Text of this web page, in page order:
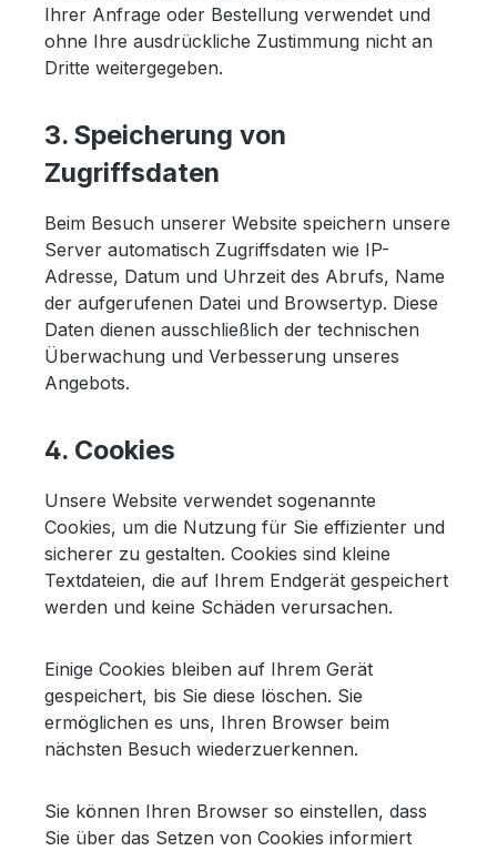
Ihrer Anfrage oder Bestellung verwendet und
ohne Ihre ausdrückliche Zustimmung nicht an
Dritte weitergegeben.
3. Speicherung von
Zugriffsdaten
Beim Besuch unserer Website speichern unsere
Server automatisch Zugriffsdaten wie IP-
Adresse, Datum und Uhrzeit des Abrufs, Name
der aufgerufenen Datei und Browsertyp. Diese
Daten dienen ausschließlich der technischen
Überwachung und Verbesserung unseres
Angebots.
4. Cookies
Unsere Website verwendet sogenannte
Cookies, um die Nutzung für Sie effizienter und
sicherer zu gestalten. Cookies sind kleine
Textdateien, die auf Ihrem Endgerät gespeichert
werden und keine Schäden verursachen.
Einige Cookies bleiben auf Ihrem Gerät
gespeichert, bis Sie diese löschen. Sie
ermöglichen es uns, Ihren Browser beim
nächsten Besuch wiederzuerkennen.
Sie können Ihren Browser so einstellen, dass
Sie über das Setzen von Cookies informiert